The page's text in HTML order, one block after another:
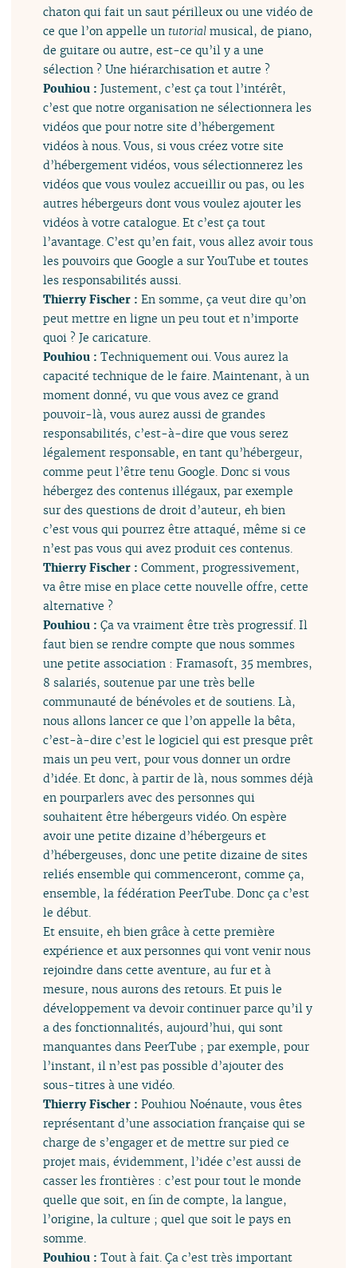
chaton qui fait un saut périlleux ou une vidéo de
ce que l’on appelle un tutorial musical, de piano,
de guitare ou autre, est-ce qu’il y a une
sélection ? Une hiérarchisation et autre ?
Pouhiou :Justement, c’est ça tout l’intérêt,
c’est que notre organisation ne sélectionnera les
vidéos que pour notre site d’hébergement
vidéos à nous. Vous, si vous créez votre site
d’hébergement vidéos, vous sélectionnerez les
vidéos que vous voulez accueillir ou pas, ou les
autres hébergeurs dont vous voulez ajouter les
vidéos à votre catalogue. Et c’est ça tout
l’avantage. C’est qu’en fait, vous allez avoir tous
les pouvoirs que Google a sur YouTube et toutes
les responsabilités aussi.
Thierry Fischer :En somme, ça veut dire qu’on
peut mettre en ligne un peu tout et n’importe
quoi ? Je caricature.
Pouhiou :Techniquement oui. Vous aurez la
capacité technique de le faire. Maintenant, à un
moment donné, vu que vous avez ce grand
pouvoir-là, vous aurez aussi de grandes
responsabilités, c’est-à-dire que vous serez
légalement responsable, en tant qu’hébergeur,
comme peut l’être tenu Google. Donc si vous
hébergez des contenus illégaux, par exemple
sur des questions de droit d’auteur, eh bien
c’est vous qui pourrez être attaqué, même si ce
n’est pas vous qui avez produit ces contenus.
Thierry Fischer :Comment, progressivement,
va être mise en place cette nouvelle offre, cette
alternative ?
Pouhiou :Ça va vraiment être très progressif. Il
faut bien se rendre compte que nous sommes
une petite association : Framasoft, 35 membres,
8 salariés, soutenue par une très belle
communauté de bénévoles et de soutiens. Là,
nous allons lancer ce que l’on appelle la bêta,
c’est-à-dire c’est le logiciel qui est presque prêt
mais un peu vert, pour vous donner un ordre
d’idée. Et donc, à partir de là, nous sommes déjà
en pourparlers avec des personnes qui
souhaitent être hébergeurs vidéo. On espère
avoir une petite dizaine d’hébergeurs et
d’hébergeuses, donc une petite dizaine de sites
reliés ensemble qui commenceront, comme ça,
ensemble, la fédération PeerTube. Donc ça c’est
le début.
Et ensuite, eh bien grâce à cette première
expérience et aux personnes qui vont venir nous
rejoindre dans cette aventure, au fur et à
mesure, nous aurons des retours. Et puis le
développement va devoir continuer parce qu’il y
a des fonctionnalités, aujourd’hui, qui sont
manquantes dans PeerTube ; par exemple, pour
l’instant, il n’est pas possible d’ajouter des
sous-titres à une vidéo.
Thierry Fischer :Pouhiou Noénaute, vous êtes
représentant d’une association française qui se
charge de s’engager et de mettre sur pied ce
projet mais, évidemment, l’idée c’est aussi de
casser les frontières : c’est pour tout le monde
quelle que soit, en fin de compte, la langue,
l’origine, la culture ; quel que soit le pays en
somme.
Pouhiou :Tout à fait. Ça c’est très important